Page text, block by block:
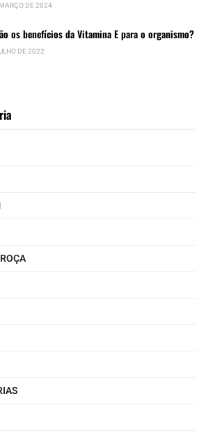
DE 2024
os benefícios da Vitamina E para o organismo?
DE 2022